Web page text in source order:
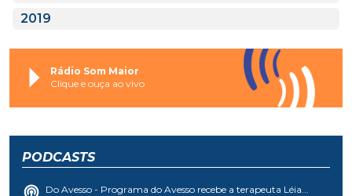
2019
Rádio Som Maior
Clique e ouça ao vivo
PODCASTS
Do Avesso - Programa do Avesso recebe a terapeuta Léia...